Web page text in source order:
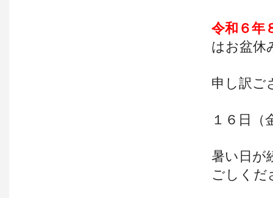
令和６年
はお盆休
申し訳ご
１６日（
暑い日が
ごしくだ